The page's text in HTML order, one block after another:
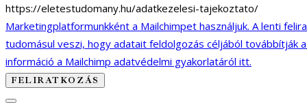
https://eletestudomany.hu/adatkezelesi-tajekoztato/
Marketingplatformunkként a Mailchimpet használjuk. A lenti
tudomásul veszi, hogy adatait feldolgozás céljából továbbítják
információ a Mailchimp adatvédelmi gyakorlatáról itt.